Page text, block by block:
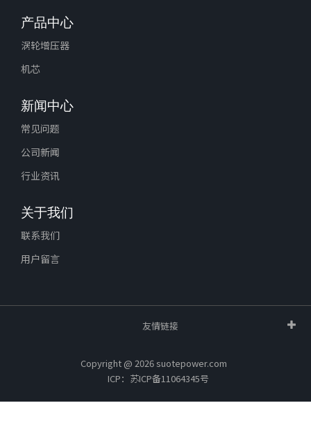
产品中心
涡轮增压器
机芯
新闻中心
常见问题
公司新闻
行业资讯
关于我们
联系我们
用户留言
友情链接
Copyright @ 2026 suotepower.com
ICP：苏ICP备11064345号